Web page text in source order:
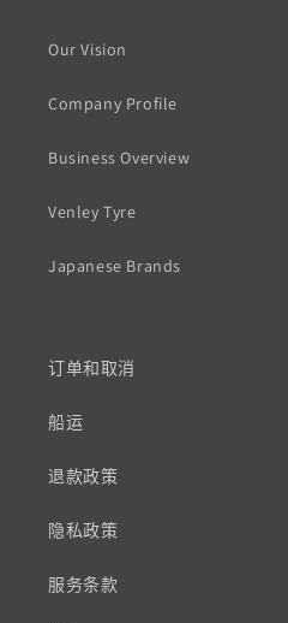
Our Vision
Company Profile
Business Overview
Venley Tyre
Japanese Brands
订单和取消
船运
退款政策
隐私政策
服务条款